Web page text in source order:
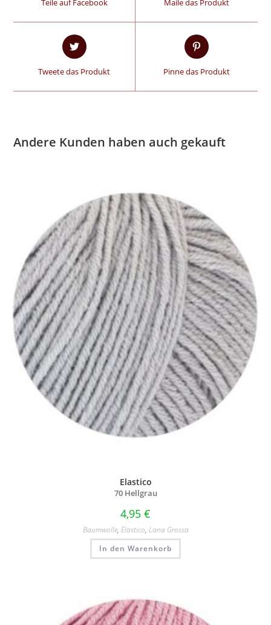
Tweete das Produkt Pinne das Produkt
Andere Kunden haben auch gekauft
Elastico
70 Hellgrau
4,95 €
Baumwolle, Elastico, Lana Grossa
In den Warenkorb